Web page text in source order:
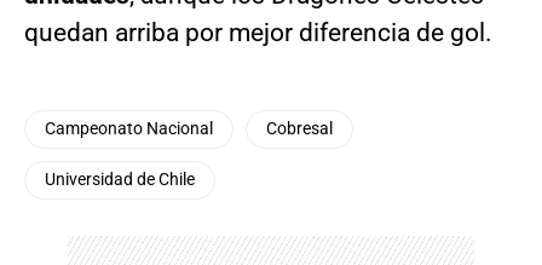
quedan arriba por mejor diferencia de gol.
Campeonato Nacional Cobresal
Universidad de Chile